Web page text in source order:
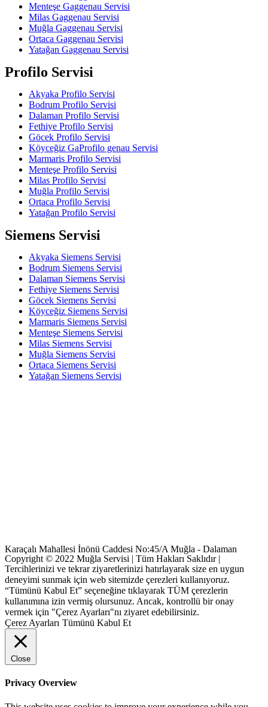
Menteşe Gaggenau Servisi
Milas Gaggenau Servisi
Muğla Gaggenau Servisi
Ortaca Gaggenau Servisi
Yatağan Gaggenau Servisi
Profilo Servisi
Akyaka Profilo Servisi
Bodrum Profilo Servisi
Dalaman Profilo Servisi
Fethiye Profilo Servisi
Göcek Profilo Servisi
Köyceğiz GaProfilo genau Servisi
Marmaris Profilo Servisi
Menteşe Profilo Servisi
Milas Profilo Servisi
Muğla Profilo Servisi
Ortaca Profilo Servisi
Yatağan Profilo Servisi
Siemens Servisi
Akyaka Siemens Servisi
Bodrum Siemens Servisi
Dalaman Siemens Servisi
Fethiye Siemens Servisi
Göcek Siemens Servisi
Köyceğiz Siemens Servisi
Marmaris Siemens Servisi
Menteşe Siemens Servisi
Milas Siemens Servisi
Muğla Siemens Servisi
Ortaca Siemens Servisi
Yatağan Siemens Servisi
Karaçalı Mahallesi İnönü Caddesi No:45/A Muğla - Dalaman
Copyright © 2022 Muğla Servisi | Tüm Hakları Saklıdır |
Tercihlerinizi ve tekrar ziyaretlerinizi hatırlayarak size en uygun
deneyimi sunmak için web sitemizde çerezleri kullanıyoruz.
“Tümünü Kabul Et” seçeneğine tıklayarak TÜM çerezlerin
kullanımına izin vermiş olursunuz. Ancak, kontrollü bir onay
vermek için "Çerez Ayarları"nı ziyaret edebilirsiniz.
Çerez Ayarları Tümünü Kabul Et
Close
Privacy Overview